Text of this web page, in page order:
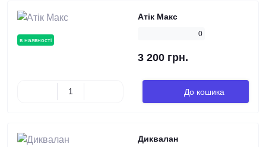
в наявності
Атік Макс
0
3 200 грн.
До кошика
Диквалан